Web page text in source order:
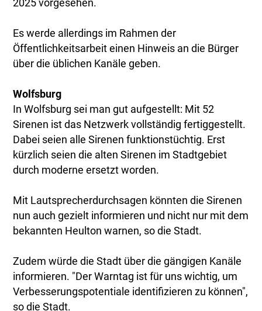
2025 vorgesehen.
Es werde allerdings im Rahmen der
Öffentlichkeitsarbeit einen Hinweis an die Bürger
über die üblichen Kanäle geben.
Wolfsburg
In Wolfsburg sei man gut aufgestellt: Mit 52
Sirenen ist das Netzwerk vollständig fertiggestellt.
Dabei seien alle Sirenen funktionstüchtig. Erst
kürzlich seien die alten Sirenen im Stadtgebiet
durch moderne ersetzt worden.
Mit Lautsprecherdurchsagen könnten die Sirenen
nun auch gezielt informieren und nicht nur mit dem
bekannten Heulton warnen, so die Stadt.
Zudem würde die Stadt über die gängigen Kanäle
informieren. "Der Warntag ist für uns wichtig, um
Verbesserungspotentiale identifizieren zu können",
so die Stadt.